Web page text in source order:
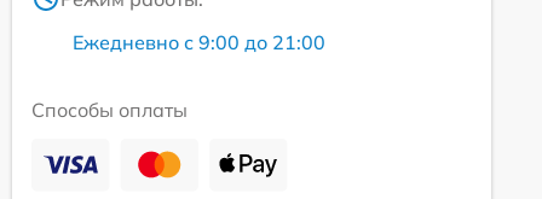
Ежедневно с 9:00 до 21:00
Способы оплаты